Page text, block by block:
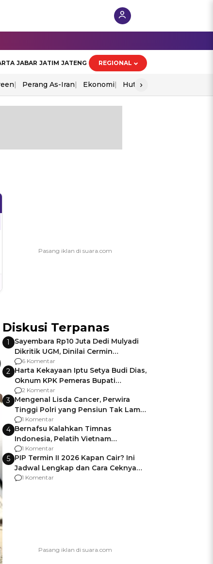
JABAR JATIM JATENG REGIONAL
Perang As-Iran Ekonomi Hut Ri
›
Diskusi Terpanas
1
Sayembara Rp10 Juta Dedi Mulyadi
Dikritik UGM, Dinilai Cermin
Gagalnya Negara Jamin Keamanan
6 Komentar
2 Harta Kekayaan Iptu Setya Budi Dias,
Oknum KPK Pemeras Bupati
Pemalang
2 Komentar
3 Mengenal Lisda Cancer, Perwira
Tinggi Polri yang Pensiun Tak Lama
Usai Jadi Brigjen
1 Komentar
4 Bernafsu Kalahkan Timnas
Indonesia, Pelatih Vietnam
Berencana Pakai Jimat di Pakansari
1 Komentar
5 PIP Termin II 2026 Kapan Cair? Ini
Jadwal Lengkap dan Cara Ceknya
agar Dana Tidak Hangus!
1 Komentar